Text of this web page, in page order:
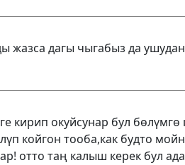
жазса дагы чыгабыз да
кирип окуйсунар бул
койгон тооба,как будто
отто таң калыш керек бул